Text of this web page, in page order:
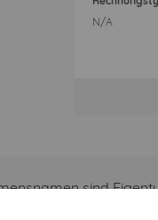
N/A
sind